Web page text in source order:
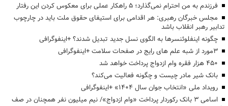
فرزندم به من احترام نمی‌گذارد؛ ۵ راهکار عملی برای معکوس کردن این رفتار
مجلس خبرگان رهبری: هر اقدامی برای استیفای حقوق ملت باید در چارچوب
تدابیر رهبر انقلاب باشد
چگونه اینفلوئنسرها به الگوی نسل جدید تبدیل شدند؟ +اینفوگرافی
3مورد از شبه علم های رایج در صفحات سلامت +اینفوگرافی
۴۵۰ هزار فقره وام ازدواج پرداخت خواهد شد
بانک شیر مادر چیست و چگونه فعالیت می‌کند؟
رویداد ملی «انتخاب جوان سال ۱۴۰۴» +اینفوگرافی
اسامی ۳ بانک رکوردار پرداخت «وام ازدواج»/ نیم میلیون نفر همچنان در صف